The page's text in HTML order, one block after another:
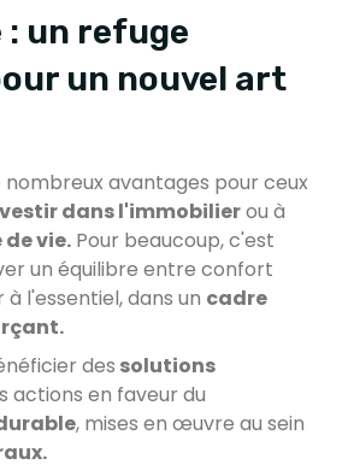
un refuge
un nouvel art
avantages pour ceux
dans l'immobilierou à
vie. Pour beaucoup, c'est
un équilibre entre confort
l'essentiel, dans un cadre
des solutions
actions en faveur du
, mises en œuvre au sein